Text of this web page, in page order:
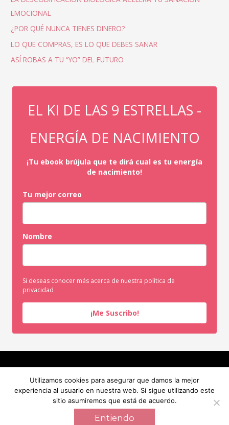
EMOCIONAL
¿POR QUÉ NUNCA TIENES DINERO?
LO QUE COMPRAS, ES LO QUE DEBES SANAR
ASÍ ROBAS A TU “YO” DEL FUTURO
EL KI DE LAS 9 ESTRELLAS -
ENERGÍA DE NACIMIENTO
¡Tu ebook brújula que te dirá cual es tu energía
de nacimiento!
Tu mejor correo
Nombre
Si deseas conocer más acerca de nuestra política de
privacidad
¡Me Suscribo!
BLOG
CONTACTO
SERVICIOS SOBRE MI
RECURSOS GRATUITOS
BLOG
CONTACTO
Utilizamos cookies para asegurar que damos la mejor
experiencia al usuario en nuestra web. Si sigue utilizando este
sitio asumiremos que está de acuerdo.
Entiendo